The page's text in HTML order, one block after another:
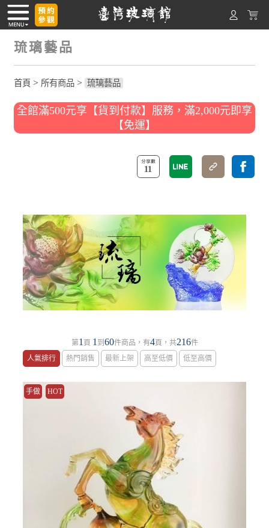
琉璃藝品
首頁 > 所有商品 > 琉璃藝品
全館滿500元享【貨到付款】服務，滿2,000元即享
【免運】
11
第1 頁 1 到 60件商品，有4頁，共216件
人氣排行
熱門銷售 最新上架 高至低價 低至高價
手做 HOT